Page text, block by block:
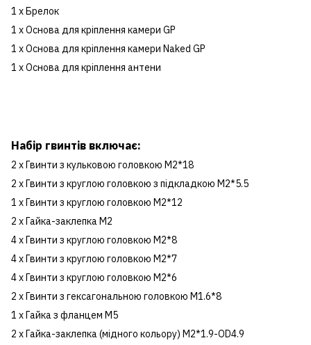
1 x Брелок
1 x Основа для кріплення камери GP
1 x Основа для кріплення камери Naked GP
1 x Основа для кріплення антени
Набір гвинтів включає:
2 x Гвинти з кульковою головкою M2*18
2 x Гвинти з круглою головкою з підкладкою M2*5.5
1 x Гвинти з круглою головкою M2*12
2 x Гайка-заклепка M2
4 x Гвинти з круглою головкою M2*8
4 x Гвинти з круглою головкою M2*7
4 x Гвинти з круглою головкою M2*6
2 x Гвинти з гексагональною головкою M1.6*8
1 x Гайка з фланцем М5
2 x Гайка-заклепка (мідного кольору) M2*1.9-OD4.9